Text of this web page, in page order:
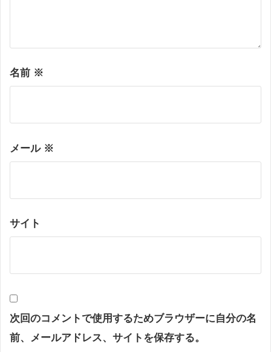
名前 ※
メール ※
サイト
次回のコメントで使用するためブラウザーに自分の名
前、メールアドレス、サイトを保存する。